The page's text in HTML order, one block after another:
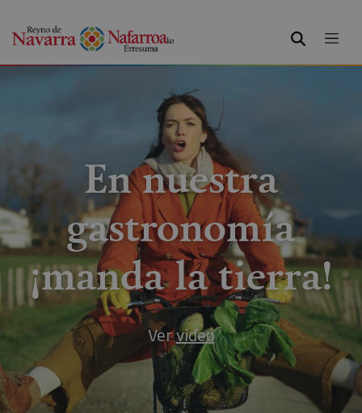
BUSCAR
En nuestra
gastronomía
¡manda la tierra!
Vervídeo